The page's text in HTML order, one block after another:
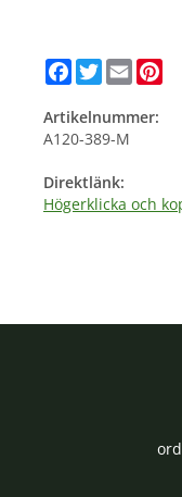
Facebook
Twitter
Email
Artikelnummer:
A120-389-M
Direktlänk:
Högerklicka och